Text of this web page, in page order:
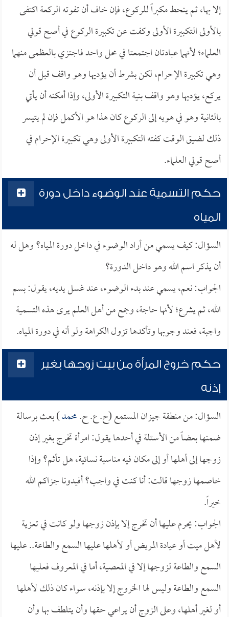
إلا بها، ثم ينحط مكبراً للركوع، فإن خاف أن تفوته الركعة اكتفى
بالأولى التكبيرة الأولى وكفت عن تكبيرة الركوع في أصح قولي
العلماء؛ لأنهما عبادتان اجتمعتا في محل واحد فاجتزي بالعظمى منهما
وهي تكبيرة الإحرام، لكن بشرط أن يؤديها وهو واقف قبل أن
يركع، يؤديها وهو واقف بنية التكبيرة الأولى، وإذا أمكنه أن يأتي
بالثانية وهو في هويه إلى الركوع كان هذا هو الأكمل فإن لم يتيسر
ذلك لضيق الوقت كفته التكبيرة الأولى وهي تكبيرة الإحرام في
أصح قولي العلماء.
حكم التسمية عند الوضوء داخل دورة
المياه
السؤال: كيف يسمي من أراد الوضوء في داخل دورة المياه؟ وهل له
أن يذكر اسم الله وهو داخل الدورة؟
الجواب: نعم، يسمي عند بدء الوضوء، عند غسل يديه، يقول: بسم
الله، ثم يشرع؛ لأنها حاجة، وجمع من أهل العلم يرى هذه التسمية
واجبة، فعند وجوبها وتأكدها تزول الكراهة ولو أنه في دورة المياه.
حكم خروج المرأة من بيت زوجها بغير
إذنه
السؤال: من منطقة جيزان المستمع (ح. ع. ح.محمد) بعث برسالة
ضمنها بعضاً من الأسئلة في أحدها يقول: امرأة تخرج بغير إذن
زوجها إلى أهلها أو إلى مكان فيه مناسبة نسائية، هل تأثم؟ وإذا
خاصمها زوجها قالت: أنا كنت في واجب؟ أفيدونا جزاكم الله
خيراً.
الجواب: يحرم عليها أن تخرج إلا بإذن زوجها ولو كانت في تعزية
لأهل ميت أو عيادة المريض أو لأهلها عليها السمع والطاعة.. عليها
السمع والطاعة لزوجها إلا في المعصية، أما في المعروف فعليها
السمع والطاعة وليس لها الخروج إلا بإذنه، سواء كان ذلك لأهلها
أو لغير أهلها، وعلى الزوج أن يراعي حقها وأن يتلطف بها وأن